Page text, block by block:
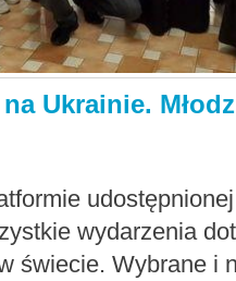
Ukrainie.
wydarzenia
świecie. Wybrane i